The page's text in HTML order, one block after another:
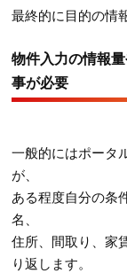
最終的に目的の情
物件入力の情報
事が必要
一般的にはポータ
が、
ある程度自分の条
名、
住所、間取り、家
り返します。